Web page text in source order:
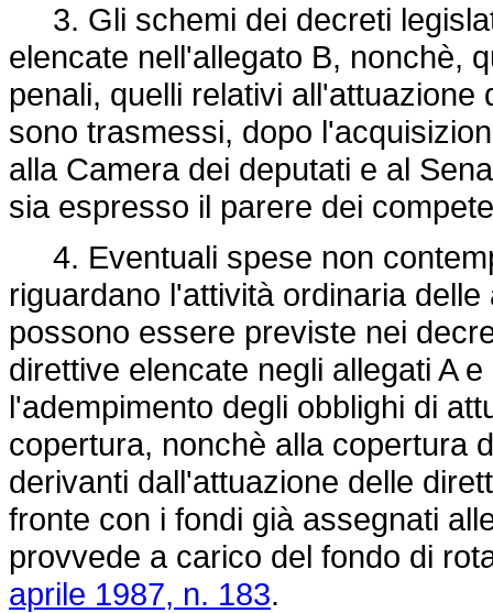
3. Gli schemi dei decreti
elencate nell'allegato B, nonchè,
penali, quelli relativi
sono trasmessi, dopo
alla Camera dei deputati e al
sia espresso il parere dei
4. Eventuali spese non
riguardano l'attività ordinaria
possono essere previste nei
direttive elencate negli allegati A
l'adempimento degli obblighi di
copertura, nonchè alla copertura
derivanti dall'attuazione delle
fronte con i fondi già assegnati
provvede a carico del fondo di
aprile 1987, n. 183.